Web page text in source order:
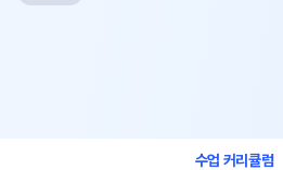
수업 커리큘럼